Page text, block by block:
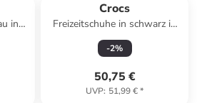
in
Crocs
Freizeitschuhe in schwarz in
schwarz
-2%
50,75 €
UVP: 51,99 €*